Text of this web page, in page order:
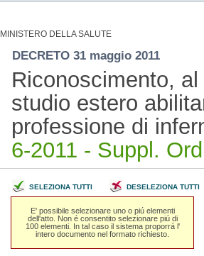
MINISTERO DELLA SALUTE
DECRETO 31 maggio 2011
Riconoscimento,
studio estero
professione di
6-2011 - Suppl.
SELEZIONA TUTTI DESELEZIONA TUTTI
E' possibile selezionare uno o piú elementi
dell'atto. Non é consentito selezionare piú di
100 elementi. In tal caso il sistema proporrá l'
intero documento nel formato richiesto.